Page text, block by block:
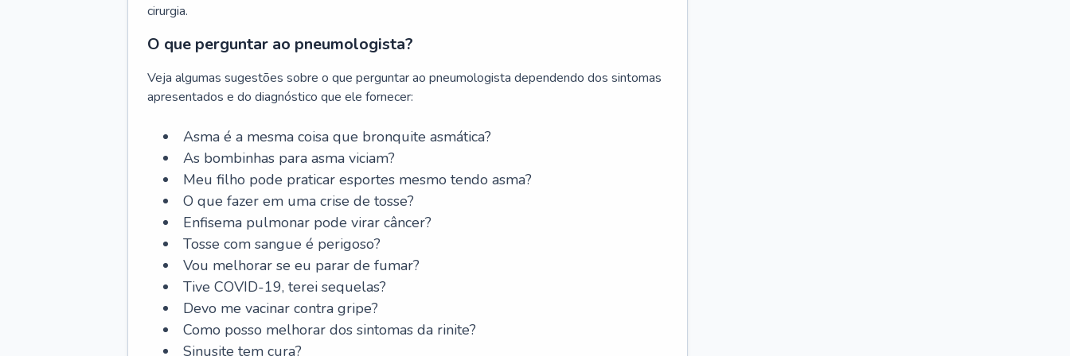
cirurgia.
O que perguntar ao pneumologista?
Veja algumas sugestões sobre o que perguntar ao pneumologista dependendo dos sintomas
apresentados e do diagnóstico que ele fornecer:
Asma é a mesma coisa que bronquite asmática?
As bombinhas para asma viciam?
Meu filho pode praticar esportes mesmo tendo asma?
O que fazer em uma crise de tosse?
Enfisema pulmonar pode virar câncer?
Tosse com sangue é perigoso?
Vou melhorar se eu parar de fumar?
Tive COVID-19, terei sequelas?
Devo me vacinar contra gripe?
Como posso melhorar dos sintomas da rinite?
Sinusite tem cura?